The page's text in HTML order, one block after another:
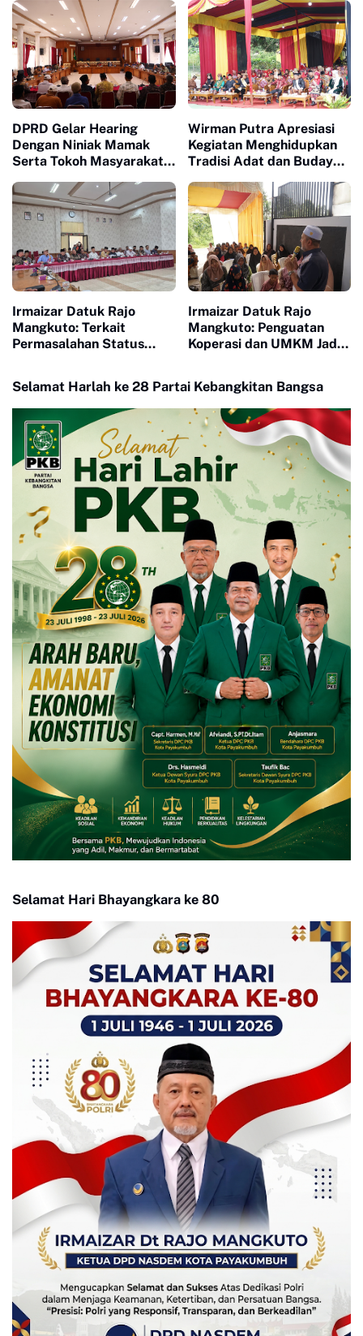
DPRD Gelar Hearing
Dengan Niniak Mamak
Serta Tokoh Masyarakat
Godang dan Koto Nan
Ompek
Wirman Putra Apresiasi
Kegiatan Menghidupkan
Tradisi Adat dan Budaya
Irmaizar Datuk Rajo
Mangkuto: Terkait
Permasalahan Status
Pasar Payakumbuh, DPRD
Siap Memfasilitasi Pihak
Terkait Untuk Duduk Satu
Meja Mencari Jalan
Terbaik
Irmaizar Datuk Rajo
Mangkuto: Penguatan
Koperasi dan UMKM Jadi
Selamat Harlah ke 28 Partai Kebangkitan Bangsa
Selamat Hari Bhayangkara ke 80